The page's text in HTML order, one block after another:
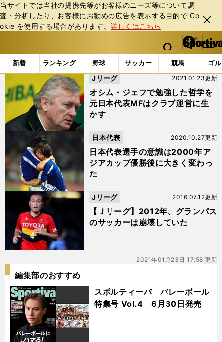
当サイトでは当社の提携先等がお客様のニーズ等について調
査・分析したり、お客様にお勧めの広告を表⽰する⽬的で Co
okie を使⽤する場合があります。詳しくはこちら
閉じ
る
web Sportiva (webスポルティーバ)
検索
マイペ
ー
ジ
メニュ
新着 ランキング 野球 サッカー 競馬 ゴ
b
ス
ル
テ
ー
バ
「#望月重良」の最新ニュース・ 情報
オシム・ジェフで勉強した哲学を
元日本代表MFはクラブ運営に生
かす
2021.01.23更新
Jリーグ
日本代表選手の意識は2000年ア
ジアカップ優勝後に大きく変わっ
た
2020.10.27更新
日本代表
【Ｊリーグ】2012年、グランパス
のサッカーは崩壊していた
2016.07.12更新
Jリーグ
2021年01月23日 17:58 更新
編集部のおすすめ
スポルティーバ バレーボール
特集号 Vol.4 6月30日発売